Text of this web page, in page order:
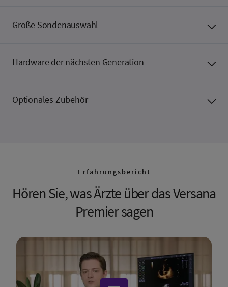
Große Sondenauswahl
Hardware der nächsten Generation
Optionales Zubehör
Erfahrungsbericht
Hören Sie, was Ärzte über das Versana
Premier sagen